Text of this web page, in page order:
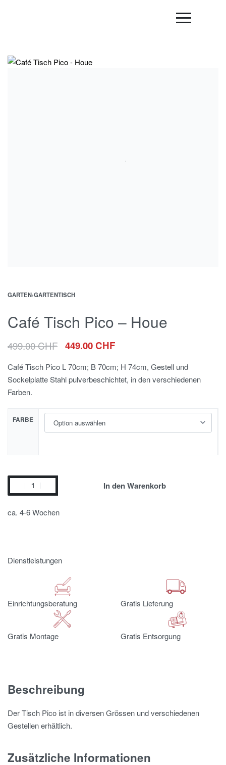
GARTEN›GARTENTISCH
Café Tisch Pico – Houe
499.00CHF 449.00CHF
Café Tisch Pico L 70cm; B 70cm; H 74cm, Gestell und
Sockelplatte Stahl pulverbeschichtet, in den verschiedenen
Farben.
FARBE
In den Warenkorb
ca. 4-6 Wochen
Dienstleistungen
Einrichtungsberatung Gratis Lieferung
Gratis Montage Gratis Entsorgung
Beschreibung
Der Tisch Pico ist in diversen Grössen und verschiedenen
Gestellen erhältlich.
Zusätzliche Informationen